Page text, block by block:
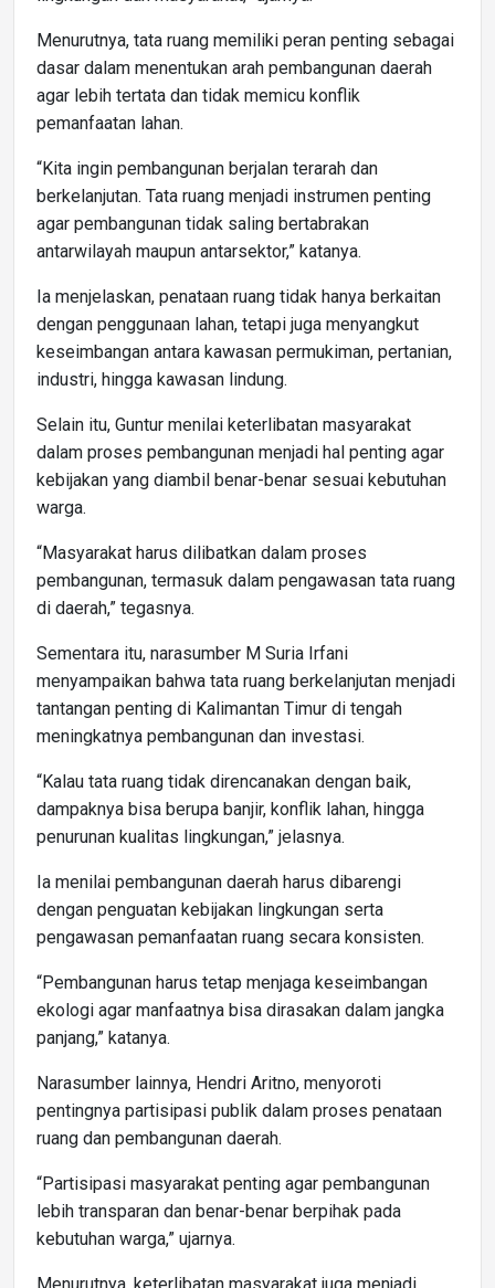
Menurutnya, tata ruang memiliki peran penting sebagai
dasar dalam menentukan arah pembangunan daerah
agar lebih tertata dan tidak memicu konflik
pemanfaatan lahan.
“Kita ingin pembangunan berjalan terarah dan
berkelanjutan. Tata ruang menjadi instrumen penting
agar pembangunan tidak saling bertabrakan
antarwilayah maupun antarsektor,” katanya.
Ia menjelaskan, penataan ruang tidak hanya berkaitan
dengan penggunaan lahan, tetapi juga menyangkut
keseimbangan antara kawasan permukiman, pertanian,
industri, hingga kawasan lindung.
Selain itu, Guntur menilai keterlibatan masyarakat
dalam proses pembangunan menjadi hal penting agar
kebijakan yang diambil benar-benar sesuai kebutuhan
warga.
“Masyarakat harus dilibatkan dalam proses
pembangunan, termasuk dalam pengawasan tata ruang
di daerah,” tegasnya.
Sementara itu, narasumber M Suria Irfani
menyampaikan bahwa tata ruang berkelanjutan menjadi
tantangan penting di Kalimantan Timur di tengah
meningkatnya pembangunan dan investasi.
“Kalau tata ruang tidak direncanakan dengan baik,
dampaknya bisa berupa banjir, konflik lahan, hingga
penurunan kualitas lingkungan,” jelasnya.
Ia menilai pembangunan daerah harus dibarengi
dengan penguatan kebijakan lingkungan serta
pengawasan pemanfaatan ruang secara konsisten.
“Pembangunan harus tetap menjaga keseimbangan
ekologi agar manfaatnya bisa dirasakan dalam jangka
panjang,” katanya.
Narasumber lainnya, Hendri Aritno, menyoroti
pentingnya partisipasi publik dalam proses penataan
ruang dan pembangunan daerah.
“Partisipasi masyarakat penting agar pembangunan
lebih transparan dan benar-benar berpihak pada
kebutuhan warga,” ujarnya.
Menurutnya, keterlibatan masyarakat juga menjadi